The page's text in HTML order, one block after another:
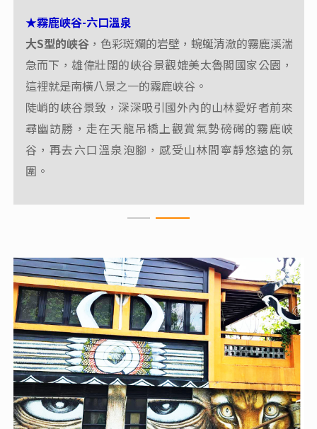
★霧鹿峽谷-六口溫泉
大S型的峽谷，色彩斑斕的岩壁，蜿蜒清澈的霧鹿溪湍
急而下，雄偉壯闊的峽谷景觀媲美太魯閣國家公園，
這裡就是南橫八景之一的霧鹿峽谷。
陡峭的峽谷景致，深深吸引國外內的山林愛好者前來
尋幽訪勝，走在天龍吊橋上觀賞氣勢磅礡的霧鹿峽
谷，再去六口溫泉泡腳，感受山林間寧靜悠遠的氛
圍。
★向陽森林遊樂區松景步道
海拔2312公尺的向陽，為攀登嘉明湖向陽山、三叉山
之登山口，也是向陽森林遊樂區所在。松景步道全長1
231公尺，沿線為二葉松林相，設有休憩涼亭。